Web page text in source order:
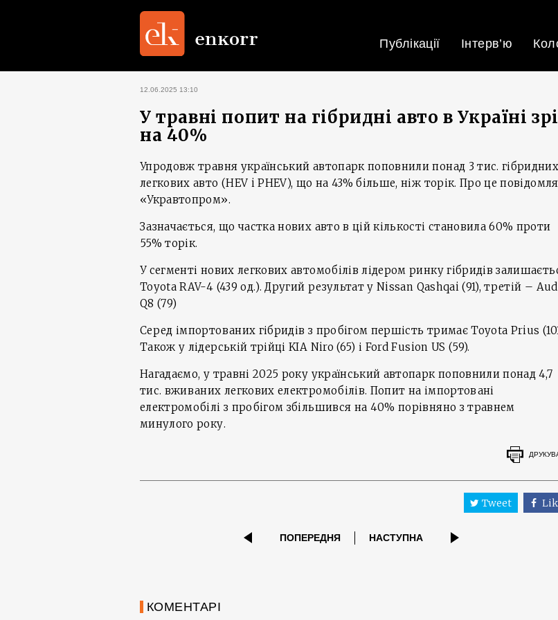
Публікації Інтерв’ю
12.06.2025 13:10
У травні попит на гібридні авто в Україні
на 40%
Упродовж травня український автопарк поповнили понад 3 тис. гібридних
легкових авто (HEV i PHEV), що на 43% більше, ніж торік. Про це
«Укравтопром».
Зазначається, що частка нових авто в цій кількості становила 60% проти
55% торік.
У сегменті нових легкових автомобілів лідером ринку гібридів
Toyota RAV-4 (439 од.). Другий результат у Nissan Qashqai (91), третій –
Q8 (79)
Серед імпортованих гібридів з пробігом першість тримає Toyota Prius
Також у лідерській трійці KIA Niro (65) і Ford Fusion US (59).
Нагадаємо, у травні 2025 року український автопарк поповнили понад 4,7
тис. вживаних легкових електромобілів. Попит на імпортовані
електромобілі з пробігом збільшився на 40% порівняно з травнем
минулого року.
Tweet
ПОПЕРЕДНЯ НАСТУПНА
КОМЕНТАРІ